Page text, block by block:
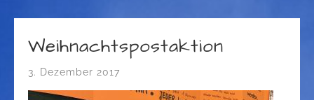
Weihnachtspostaktion
3. Dezember 2017